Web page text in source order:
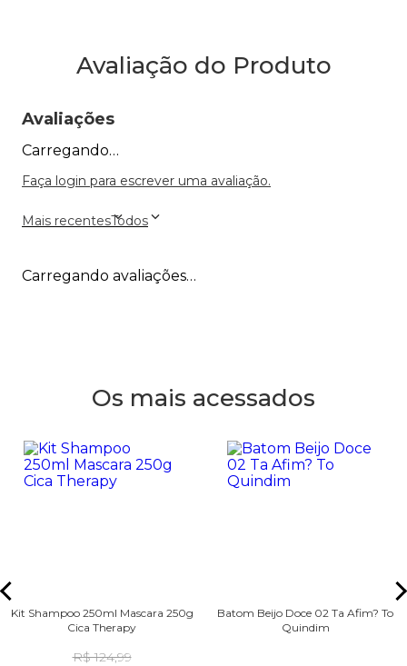
Avaliação do Produto
Avaliações
Carregando…
Faça login para escrever uma avaliação.
Mais recentesTodos
Carregando avaliações…
Os mais acessados
Kit Shampoo 250ml Mascara 250g
Cica Therapy
R$ 124,99
Batom Beijo Doce 02 Ta Afim? To
Quindim